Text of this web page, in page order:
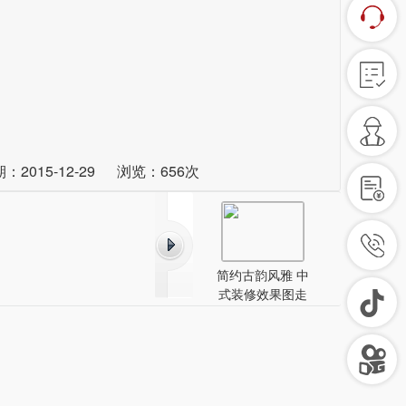
：2015-12-29 浏览： 656次
简约古韵风雅 中
式装修效果图走